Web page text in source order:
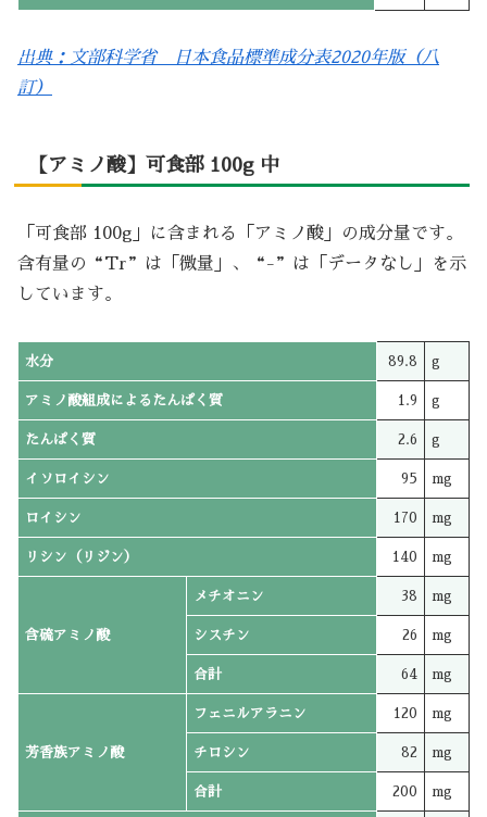
出典：文部科学省 日本食品標準成分表2020年版（八
訂）
【アミノ酸】可食部 100g 中
「可食部 100g」に含まれる「アミノ酸」の成分量です。
含有量の“Tr”は「微量」、“-”は「データなし」を示
しています。
水分 89.8 g
アミノ酸組成によるたんぱく質 1.9 g
たんぱく質 2.6 g
イソロイシン 95 mg
ロイシン 170 mg
リシン（リジン） 140 mg
含硫アミノ酸
メチオニン 38 mg
シスチン 26 mg
合計 64 mg
芳香族アミノ酸
フェニルアラニン 120 mg
チロシン 82 mg
合計 200 mg